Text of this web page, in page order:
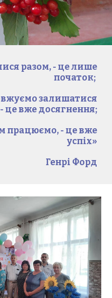
разом, - це лише
початок;
залишатися
це вже досягнення;
працюємо, - це вже
успіх»
Генрі Форд